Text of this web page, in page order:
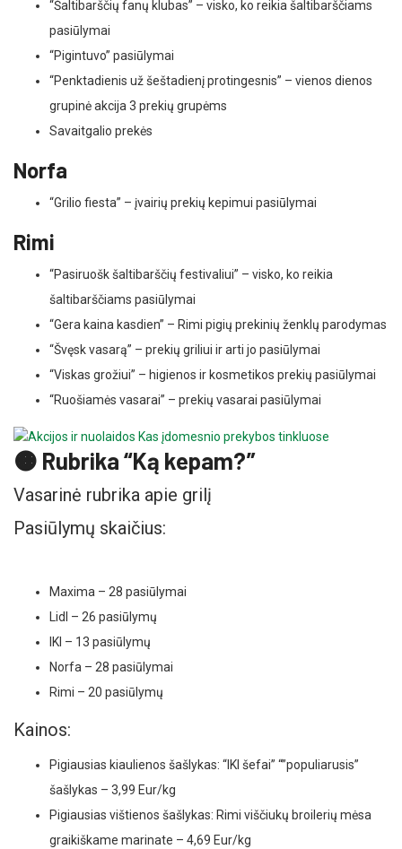
“Šaltibarščių fanų klubas” – visko, ko reikia šaltibarščiams
pasiūlymai
“Pigintuvo” pasiūlymai
“Penktadienis už šeštadienį protingesnis” – vienos dienos
grupinė akcija 3 prekių grupėms
Savaitgalio prekės
Norfa
“Grilio fiesta” – įvairių prekių kepimui pasiūlymai
Rimi
“Pasiruošk šaltibarščių festivaliui” – visko, ko reikia
šaltibarščiams pasiūlymai
“Gera kaina kasdien” – Rimi pigių prekinių ženklų parodymas
“Švęsk vasarą” – prekių griliui ir arti jo pasiūlymai
“Viskas grožiui” – higienos ir kosmetikos prekių pasiūlymai
“Ruošiamės vasarai” – prekių vasarai pasiūlymai
🟠 Rubrika “Ką kepam?”
Vasarinė rubrika apie grilį
Pasiūlymų skaičius:
Maxima – 28 pasiūlymai
Lidl – 26 pasiūlymų
IKI – 13 pasiūlymų
Norfa – 28 pasiūlymai
Rimi – 20 pasiūlymų
Kainos:
Pigiausias kiaulienos šašlykas: “IKI šefai” “”populiarusis”
šašlykas – 3,99 Eur/kg
Pigiausias vištienos šašlykas: Rimi viščiukų broilerių mėsa
graikiškame marinate – 4,69 Eur/kg